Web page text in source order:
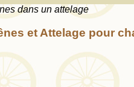
dans un attelage
et Attelage pour